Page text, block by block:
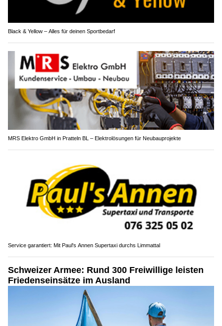
Black & Yellow – Alles für deinen Sportbedarf
MRS Elektro GmbH in Pratteln BL – Elektrolösungen für Neubauprojekte
Service garantiert: Mit Paul's Annen Supertaxi durchs Limmattal
Schweizer Armee: Rund 300 Freiwillige leisten
Friedenseinsätze im Ausland